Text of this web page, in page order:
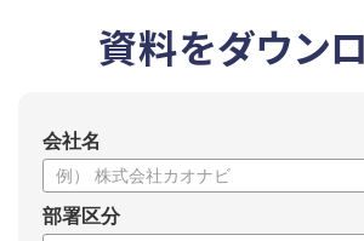
資料をダウン
会社名
部署区分